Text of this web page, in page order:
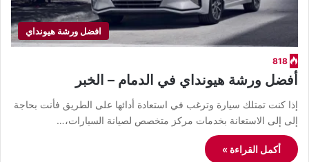
افضل ورشة هيونداي
818
أفضل ورشة هيونداي في الدمام – الخبر
إذا كنت تمتلك سيارة وترغب في استعادة أدائها على الطريق فأنت بحاجة
إلى إلى الاستعانة بخدمات مركز متخصص لصيانة السيارات،…
أكمل القراءة »